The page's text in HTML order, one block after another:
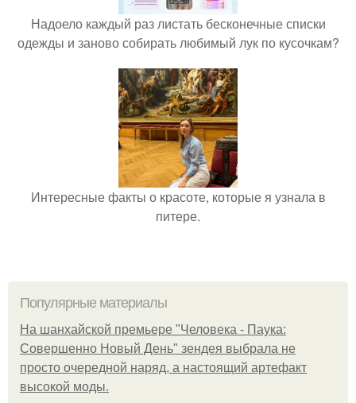
Надоело каждый раз листать бесконечные списки
одежды и заново собирать любимый лук по кусочкам?
Интересные факты о красоте, которые я узнала в
питере.
Популярные материалы
На шанхайской премьере "Человека - Паука:
Совершенно Новый День" зендея выбрала не
просто очередной наряд, а настоящий артефакт
высокой моды.